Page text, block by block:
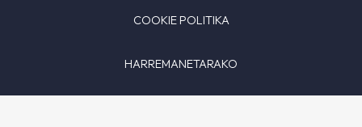
COOKIE POLITIKA
HARREMANETARAKO